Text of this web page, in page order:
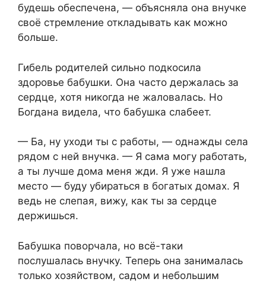
будешь обеспечена, — объясняла она внучке
своё стремление откладывать как можно
больше.
Гибель родителей сильно подкосила
здоровье бабушки. Она часто держалась за
сердце, хотя никогда не жаловалась. Но
Богдана видела, что бабушка слабеет.
— Ба, ну уходи ты с работы, — однажды села
рядом с ней внучка. — Я сама могу работать,
а ты лучше дома меня жди. Я уже нашла
место — буду убираться в богатых домах. Я
ведь не слепая, вижу, как ты за сердце
держишься.
Бабушка поворчала, но всё-таки
послушалась внучку. Теперь она занималась
только хозяйством, садом и небольшим